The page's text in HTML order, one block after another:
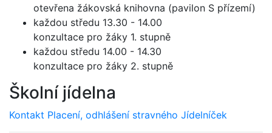
otevřena žákovská knihovna (pavilon S přízemí)
každou středu 13.30 - 14.00
konzultace pro žáky 1. stupně
každou středu 14.00 - 14.30
konzultace pro žáky 2. stupně
Školní jídelna
Kontakt Placení, odhlášení stravného Jídelníček